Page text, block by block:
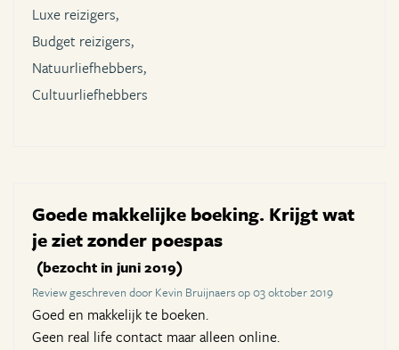
Luxe reizigers,
Budget reizigers,
Natuurliefhebbers,
Cultuurliefhebbers
Goede makkelijke boeking. Krijgt wat
je ziet zonder poespas
(bezocht in juni 2019)
Review geschreven door Kevin Bruijnaers op 03 oktober 2019
Goed en makkelijk te boeken.
Geen real life contact maar alleen online.